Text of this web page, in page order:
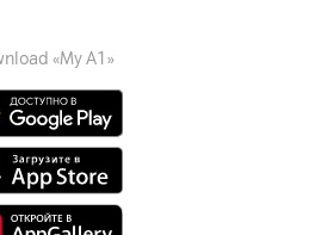
«My A1»